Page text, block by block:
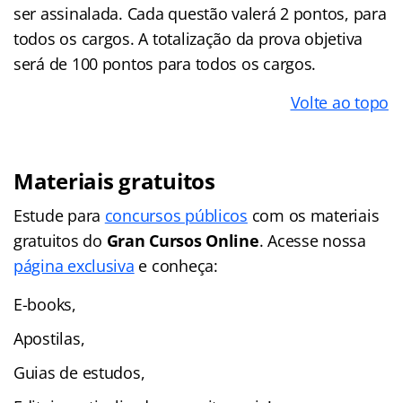
ser assinalada. Cada questão valerá 2 pontos, para
todos os cargos. A totalização da prova objetiva
será de 100 pontos para todos os cargos.
Volte ao topo
Materiais gratuitos
Estude para concursos públicos com os materiais
gratuitos do Gran Cursos Online. Acesse nossa
página exclusiva e conheça:
E-books,
Apostilas,
Guias de estudos,